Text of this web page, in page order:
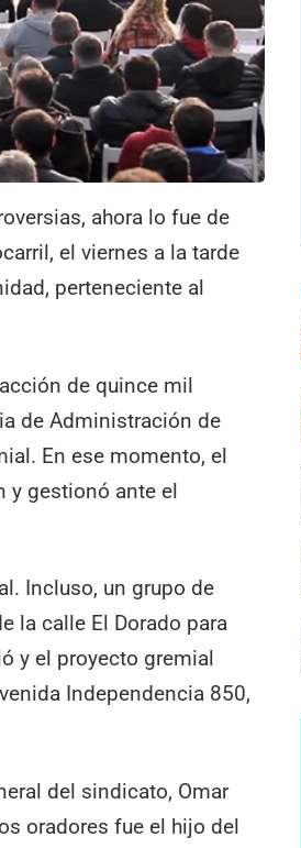
ahora lo fue de
el viernes a la tarde
perteneciente al
de quince mil
de Administración de
En ese momento, el
y gestionó ante el
Incluso, un grupo de
la calle El Dorado para
y el proyecto gremial
Independencia 850,
del sindicato, Omar
oradores fue el hijo del